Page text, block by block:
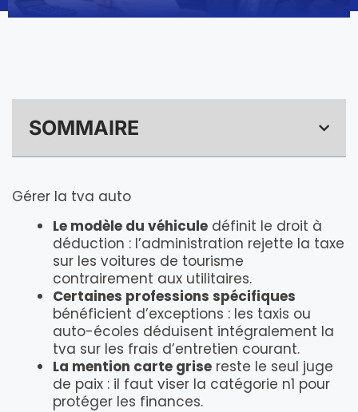
SOMMAIRE
Gérer la tva auto
Le modèle du véhicule définit le droit à
déduction : l’administration rejette la taxe
sur les voitures de tourisme
contrairement aux utilitaires.
Certaines professions spécifiques
bénéficient d’exceptions : les taxis ou
auto-écoles déduisent intégralement la
tva sur les frais d’entretien courant.
La mention carte grise reste le seul juge
de paix : il faut viser la catégorie n1 pour
protéger les finances.